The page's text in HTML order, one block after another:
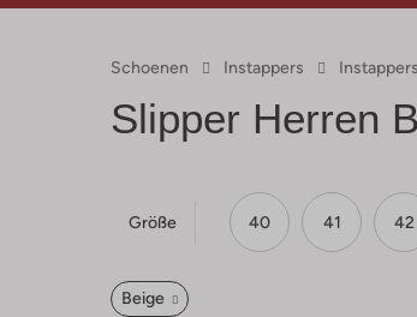
Schoenen Instappers
Slipper Herren
Größe 40 41 42
Beige